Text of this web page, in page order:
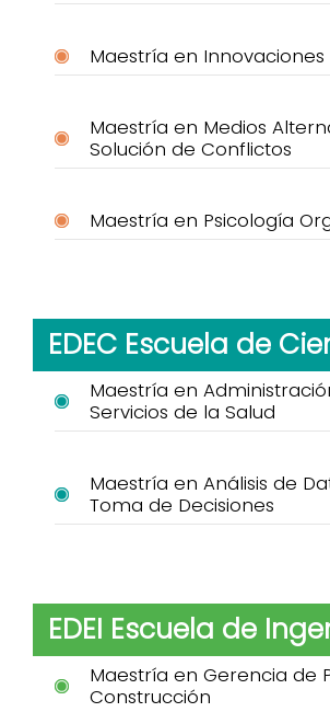
Maestría en Innovaciones
Maestría en Medios
Solución de Conflictos
Maestría en Psicología
EDEC Escuela de
Maestría en
Servicios de la Salud
Maestría en Análisis de
Toma de Decisiones
EDEI Escuela de
Maestría en Gerencia de
Construcción